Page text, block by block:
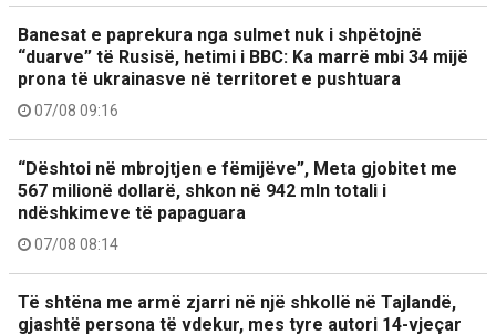
Banesat e paprekura nga sulmet nuk i shpëtojnë
“duarve” të Rusisë, hetimi i BBC: Ka marrë mbi 34 mijë
prona të ukrainasve në territoret e pushtuara
07/08 09:16
“Dështoi në mbrojtjen e fëmijëve”, Meta gjobitet me
567 milionë dollarë, shkon në 942 mln totali i
ndëshkimeve të papaguara
07/08 08:14
Të shtëna me armë zjarri në një shkollë në Tajlandë,
gjashtë persona të vdekur, mes tyre autori 14-vjeçar